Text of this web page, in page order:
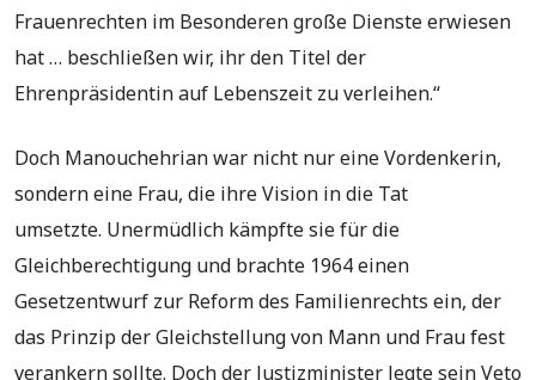
Frauenrechten im Besonderen große Dienste erwiesen
hat … beschließen wir, ihr den Titel der
Ehrenpräsidentin auf Lebenszeit zu verleihen.“
Doch Manouchehrian war nicht nur eine Vordenkerin,
sondern eine Frau, die ihre Vision in die Tat
umsetzte. Unermüdlich kämpfte sie für die
Gleichberechtigung und brachte 1964 einen
Gesetzentwurf zur Reform des Familienrechts ein, der
das Prinzip der Gleichstellung von Mann und Frau fest
verankern sollte. Doch der Justizminister legte sein Veto